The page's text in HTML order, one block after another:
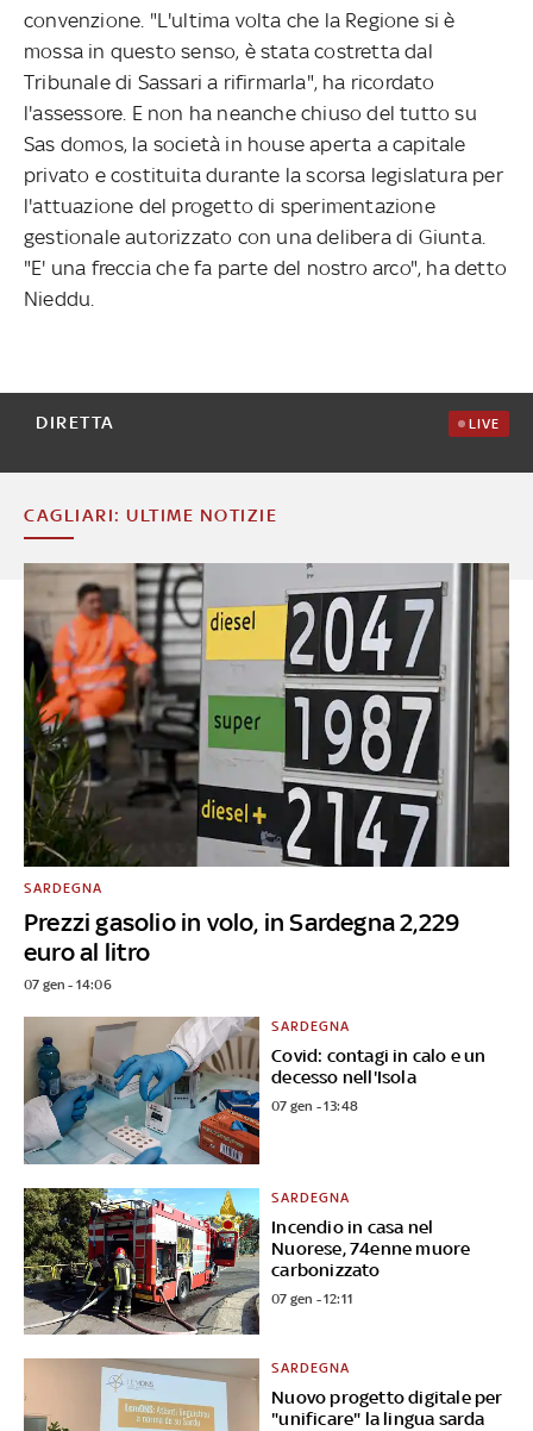
convenzione. "L'ultima volta che la Regione si è
mossa in questo senso, è stata costretta dal
Tribunale di Sassari a rifirmarla", ha ricordato
l'assessore. E non ha neanche chiuso del tutto su
Sas domos, la società in house aperta a capitale
privato e costituita durante la scorsa legislatura per
l'attuazione del progetto di sperimentazione
gestionale autorizzato con una delibera di Giunta.
"E' una freccia che fa parte del nostro arco", ha detto
Nieddu.
DIRETTA LIVE
CAGLIARI: ULTIME NOTIZIE
Prezzi gasolio in volo, in Sardegna 2,229
euro al litro
SARDEGNA
07 gen - 14:06
Covid: contagi in calo e un
decesso nell'Isola
SARDEGNA
07 gen - 13:48
Incendio in casa nel
Nuorese, 74enne muore
carbonizzato
SARDEGNA
07 gen - 12:11
Nuovo progetto digitale per
"unificare" la lingua sarda
SARDEGNA